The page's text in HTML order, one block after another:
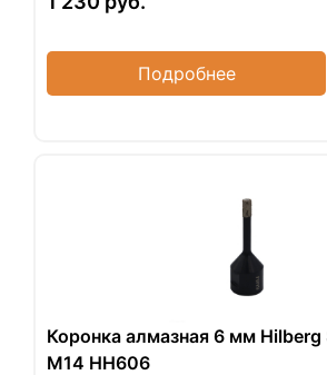
Подробнее
Коронка алмазная 6 мм Hilberg
M14 HH606